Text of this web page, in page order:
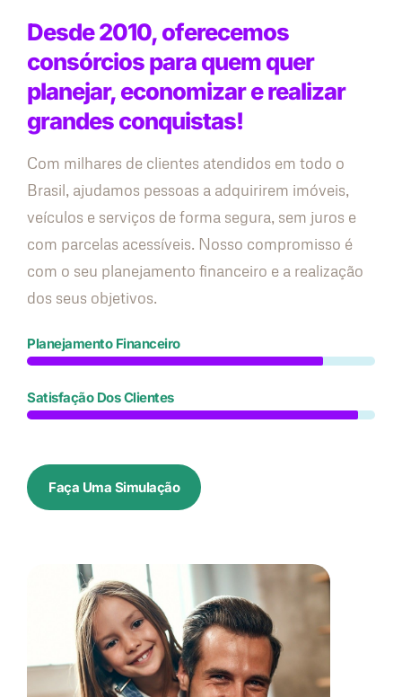
Desde 2010, oferecemos
consórcios para quem quer
planejar, economizar e realizar
grandes conquistas!
Com milhares de clientes atendidos em todo o
Brasil, ajudamos pessoas a adquirirem imóveis,
veículos e serviços de forma segura, sem juros e
com parcelas acessíveis. Nosso compromisso é
com o seu planejamento financeiro e a realização
dos seus objetivos.
Planejamento Financeiro
Satisfação Dos Clientes
Faça Uma Simulação